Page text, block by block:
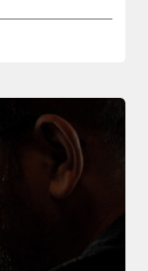
sulle
professionale.